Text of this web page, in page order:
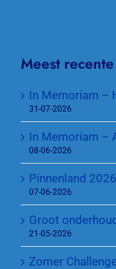
Meest
In Memoriam –
31-07-2026
In Memoriam –
08-06-2026
Pinnenland 2026
07-06-2026
Groot
21-05-2026
Zomer